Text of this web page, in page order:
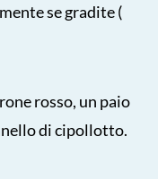
se gradite (
rosso, un paio
di cipollotto.